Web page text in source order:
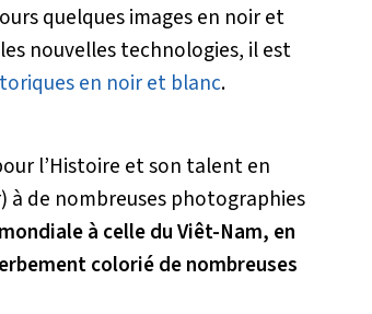
quelques images en noir et
nouvelles technologies, il est
en noir et blanc.
l’Histoire et son talent en
de nombreuses photographies
à celle du Viêt-Nam, en
colorié de nombreuses